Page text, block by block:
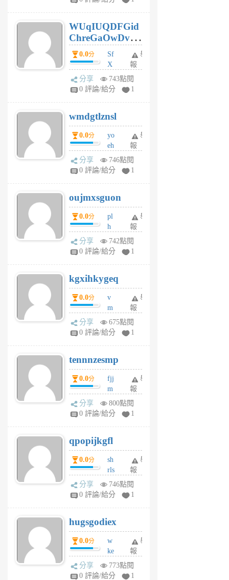
個
月
前
WUqIUQDFGid
ChreGaOwDv
dY0.0分
Sf
X
Pe
Jc
R
P
m
v
A
V
個
月
前
舉
報
分享
743點閱
0 評論/給分
1
wmdgtlznsl
0.0分
yo
eh
ld
gy
個
月
前
舉
報
分享
746點閱
0 評論/給分
1
oujmxsguon
0.0分
pl
h
wi
w
6
個
月
前
舉
報
分享
742點閱
0 評論/給分
1
kgxihkygeq
0.0分
v
m
sg
sr
6
個
月
前
舉
報
分享
675點閱
0 評論/給分
1
tennnzesmp
0.0分
fjj
m
w
rs
6
個
月
前
舉
報
分享
800點閱
0 評論/給分
1
qpopijkgfl
0.0分
sh
rls
k
m
6
個
月
前
舉
報
分享
746點閱
0 評論/給分
1
hugsgodiex
0.0分
w
ke
rv
pj
舉
報
分享
773點閱
0 評論/給分
1